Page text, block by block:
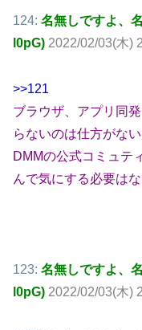
124: 名無しですよ、
l0pG) 2022/02/03(木)
>>121
ブラウザ、アプリ同
らないのは仕方がな
DMMの公式コミュテ
んで気にする必要は
123: 名無しですよ、
l0pG) 2022/02/03(木)